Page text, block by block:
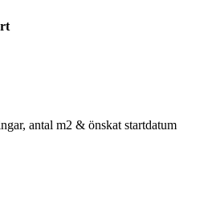
antal m2 & önskat startdatum